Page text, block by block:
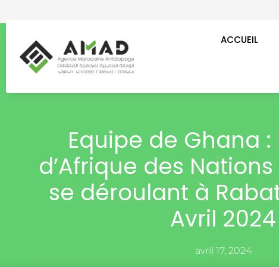
au
ACCUEIL
Equipe de Ghana
d’Afrique des
se déroulant à Rabat
Avril 2024
avril 17, 2024